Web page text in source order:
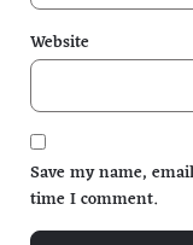
Website
Save my name,
time I comment.